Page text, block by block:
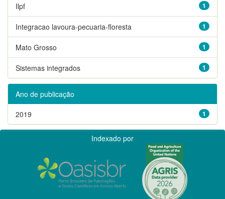
1
Ilpf
1
Integracao lavoura-pecuaria-floresta
1
Mato Grosso
1
Sistemas integrados
Ano de publicação
1
2019
Indexado por